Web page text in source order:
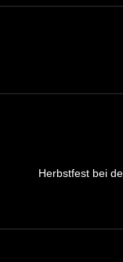
Herbst­fest bei